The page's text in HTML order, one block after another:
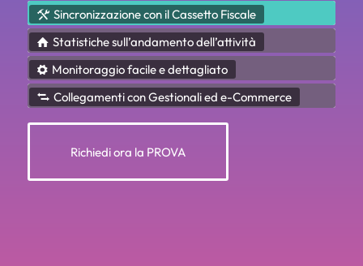
Sincronizzazione con il Cassetto Fiscale
Statistiche sull’andamento dell’attività
Monitoraggio facile e dettagliato
Collegamenti con Gestionali ed e-Commerce
Richiedi ora la PROVA